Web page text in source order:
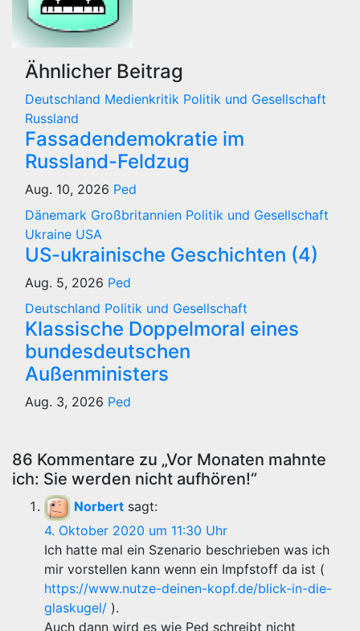
Ähnlicher Beitrag
Deutschland Medienkritik Politik und Gesellschaft
Russland
Fassadendemokratie im
Russland-Feldzug
Aug. 10, 2026 Ped
Dänemark Großbritannien Politik und Gesellschaft
Ukraine USA
US-ukrainische Geschichten (4)
Aug. 5, 2026 Ped
Deutschland Politik und Gesellschaft
Klassische Doppelmoral eines
bundesdeutschen
Außenministers
Aug. 3, 2026 Ped
86 Kommentare zu „Vor Monaten mahnte
ich: Sie werden nicht aufhören!“
Norbert sagt:
4. Oktober 2020 um 11:30 Uhr
Ich hatte mal ein Szenario beschrieben was ich
mir vorstellen kann wenn ein Impfstoff da ist (
https://www.nutze-deinen-kopf.de/blick-in-die-
glaskugel/ ).
Auch dann wird es wie Ped schreibt nicht